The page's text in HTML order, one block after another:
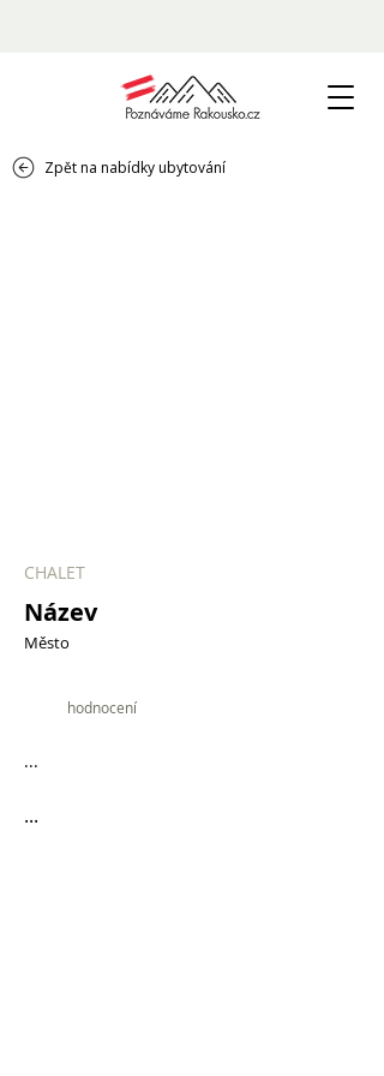
Zpět na nabídky ubytování
CHALET
Název
Město
hodnocení
...
...